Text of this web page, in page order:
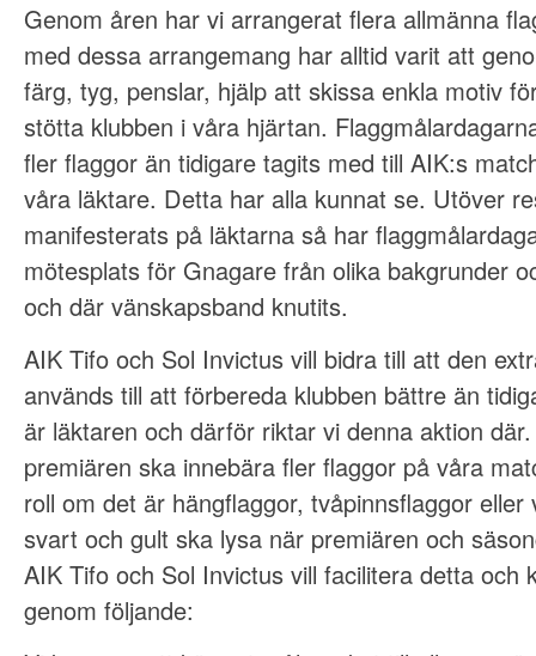
Genom åren har vi arrangerat flera allmänna
med dessa arrangemang har alltid varit att
färg, tyg, penslar, hjälp att skissa enkla motiv
stötta klubben i våra hjärtan.
fler flaggor än tidigare tagits med till AIK:s
våra läktare. Detta har alla kunnat se. Utöver
manifesterats på läktarna så har
mötesplats för Gnagare från olika bakgrunder
och där vänskapsband knutits.
AIK Tifo och Sol Invictus vill bidra till att den
används till att förbereda klubben bättre än
är läktaren och därför riktar vi denna aktion
premiären ska innebära fler flaggor på våra
roll om det är hängflaggor, tvåpinnsflaggor
svart och gult ska lysa när premiären och
AIK Tifo och Sol Invictus vill facilitera detta och
genom följande: